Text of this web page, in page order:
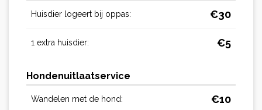
Huisdier logeert bij oppas: €30
1 extra huisdier: €5
Hondenuitlaatservice
Wandelen met de hond: €10